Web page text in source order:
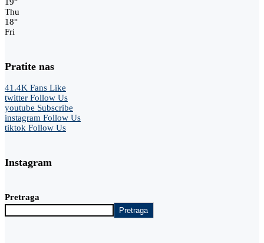
Thu
18°
Fri
Pratite nas
41.4K Fans Like
twitter Follow Us
youtube Subscribe
instagram Follow Us
tiktok Follow Us
Instagram
Pretraga
Pretraga